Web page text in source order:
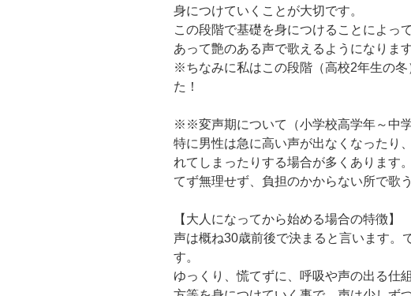
身につけていくことが大切です。
この段階で基礎を身につけることによっ
あって艶のある声で歌えるようになります
※ちなみに私はこの段階（高校2年生の
た！
※※変声期について（小学校高学年～中学
特に男性は急に高い声が出なくなったり
れてしまったりする場合が多くあります
てず無理せず、負担のかからない所で歌
【大人になってから始める場合の特徴】
声は概ね30歳前後で決まると言います。
す。
ゆっくり、慌てずに、呼吸や声の出る仕